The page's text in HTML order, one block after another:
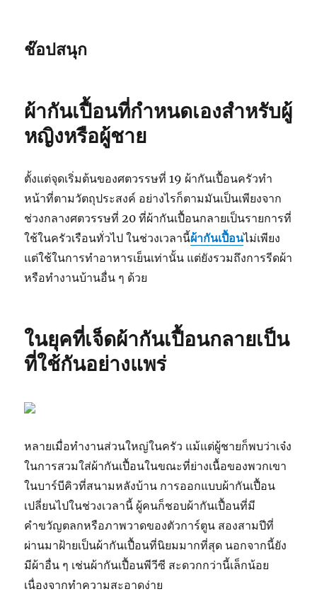
ช๊อปสนุก
ผ้ากันเปื้อนที่กำหนดเองสำหรับผู้
หญิงหรือผู้ชาย
ตั้งแต่จุดเริ่มต้นของศตวรรษที่ 19 ผ้ากันเปื้อนครัวทำ
หน้าที่ตามวัตถุประสงค์ อย่างไรก็ตามมันเป็นเพียงจาก
ช่วงกลางศตวรรษที่ 20 ที่ผ้ากันเปื้อนกลายเป็นรายการที่
ใช้ในครัวเรือนทั่วไป ในช่วงเวลานี้ผ้ากันเปื้อนไม่เพียง
แต่ใช้ในการทำอาหารเย็นเท่านั้น แต่ยังรวมถึงการรีดผ้า
หรือทำงานบ้านอื่น ๆ ด้วย
ในยุคที่เจ็ดผ้ากันเปื้อนกลายเป็น
ที่ใช้กันอย่างแพร่
หลายเมื่อทำงานส่วนใหญ่ในครัว แม้แต่ผู้ชายก็พบว่าเจ๋ง
ในการสวมใส่ผ้ากันเปื้อนในขณะที่ย่างเนื้อของพวกเขา
ในบาร์บีคิวที่สนามหลังบ้าน การออกแบบผ้ากันเปื้อน
เปลี่ยนไปในช่วงเวลานี้ ผู้คนก็ชอบผ้ากันเปื้อนที่มี
คำขวัญตลกหรือภาพวาดของตัวการ์ตูน สองสามปีที่
ผ่านมาฝ้ายเป็นผ้ากันเปื้อนที่นิยมมากที่สุด นอกจากนี้ยัง
มีผ้าอื่น ๆ เช่นผ้ากันเปื้อนพีวีซี สะดวกกว่านี้เล็กน้อย
เนื่องจากทำความสะอาดง่าย